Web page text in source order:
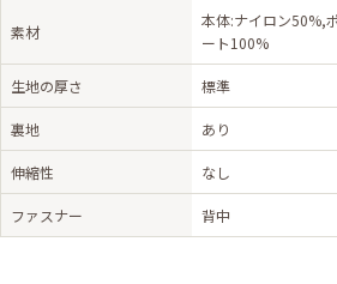
素材
本体:ナイロン50%,
ート100%
生地の厚さ 標準
裏地 あり
伸縮性 なし
ファスナー 背中